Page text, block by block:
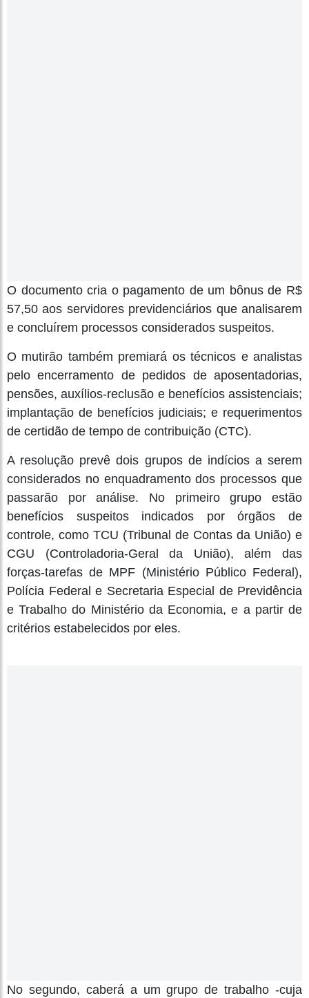
O documento cria o pagamento de um bônus de R$
57,50 aos servidores previdenciários que analisarem
e concluírem processos considerados suspeitos.
O mutirão também premiará os técnicos e analistas
pelo encerramento de pedidos de aposentadorias,
pensões, auxílios-reclusão e benefícios assistenciais;
implantação de benefícios judiciais; e requerimentos
de certidão de tempo de contribuição (CTC).
A resolução prevê dois grupos de indícios a serem
considerados no enquadramento dos processos que
passarão por análise. No primeiro grupo estão
benefícios suspeitos indicados por órgãos de
controle, como TCU (Tribunal de Contas da União) e
CGU (Controladoria-Geral da União), além das
forças-tarefas de MPF (Ministério Público Federal),
Polícia Federal e Secretaria Especial de Previdência
e Trabalho do Ministério da Economia, e a partir de
critérios estabelecidos por eles.
No segundo, caberá a um grupo de trabalho -cuja